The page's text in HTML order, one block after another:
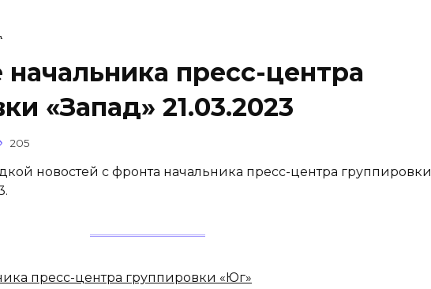
начальника пресс-центра
«Запад» 21.03.2023
205
новостей с фронта начальника пресс-центра группировки